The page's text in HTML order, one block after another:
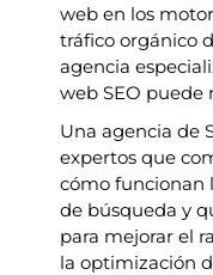
web en los
tráfico orgánico
agencia
web SEO puede
Una agencia de
expertos que
cómo funcionan
de búsqueda y
para mejorar el
la optimización